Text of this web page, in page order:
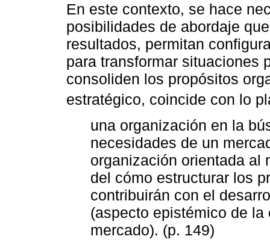
En este contexto, se hace
posibilidades de abordaje
resultados, permitan
para transformar situaciones
consoliden los propósitos
estratégico, coincide con lo
una organización en la
necesidades de un
organización orientada al
del cómo estructurar los
contribuirán con el
(aspecto epistémico de
mercado). (p. 149)